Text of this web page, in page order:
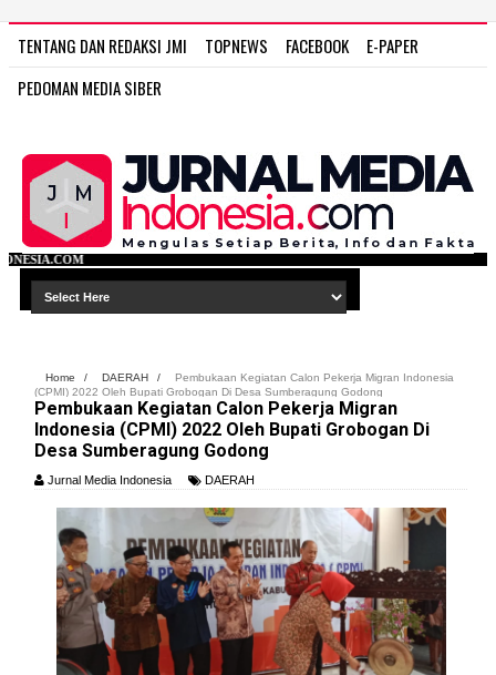
TENTANG DAN REDAKSI JMI TOPNEWS FACEBOOK
E-PAPER
PEDOMAN MEDIA SIBER
Home / DAERAH /
Pembukaan Kegiatan Calon Pekerja Migran Indonesia
(CPMI) 2022 Oleh Bupati Grobogan Di Desa Sumberagung Godong
Pembukaan Kegiatan Calon Pekerja Migran
Indonesia (CPMI) 2022 Oleh Bupati Grobogan Di
Desa Sumberagung Godong
Jurnal Media Indonesia DAERAH